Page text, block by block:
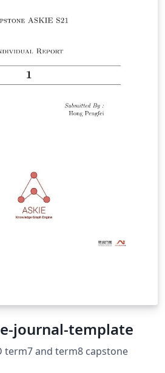
journal-template
and term8 capstone